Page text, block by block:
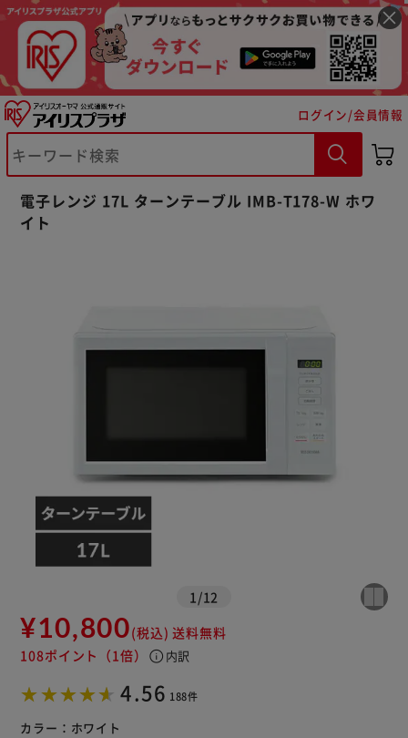
ログイン/会員情報
電子レンジ 17L ターンテーブル IMB-T178-W ホワ
イト
1 /12
¥10,800(税込) 送料無料
108ポイント （1倍） info 内訳
4.56 188件
カラー： ホワイト
購入手続きへ